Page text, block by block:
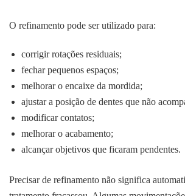
O refinamento pode ser utilizado para:
corrigir rotações residuais;
fechar pequenos espaços;
melhorar o encaixe da mordida;
ajustar a posição de dentes que não
modificar contatos;
melhorar o acabamento;
alcançar objetivos que ficaram pendentes.
Precisar de refinamento não significa